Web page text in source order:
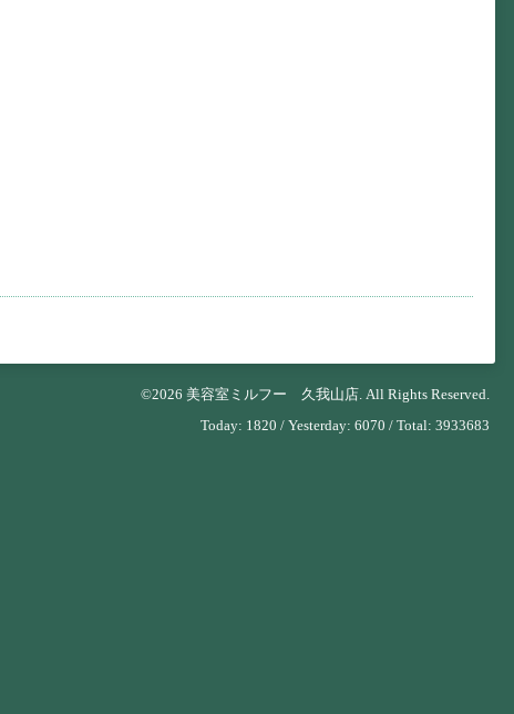
©2026 美容室ミルフー 久我山店 . All Rights Reserved.
Today: 1820 / Yesterday: 6070 / Total: 3933683